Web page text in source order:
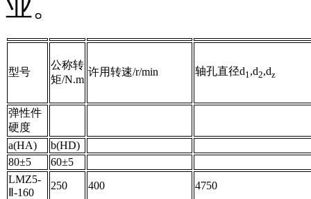
业。
型号
公称转
矩/N.m
许用转速/r/min 轴孔直径d1,d2,dz
弹性件
硬度
a(HA)
b(HD)
80±5
60±5
LMZ5-
Ⅱ-160
250 400 4750